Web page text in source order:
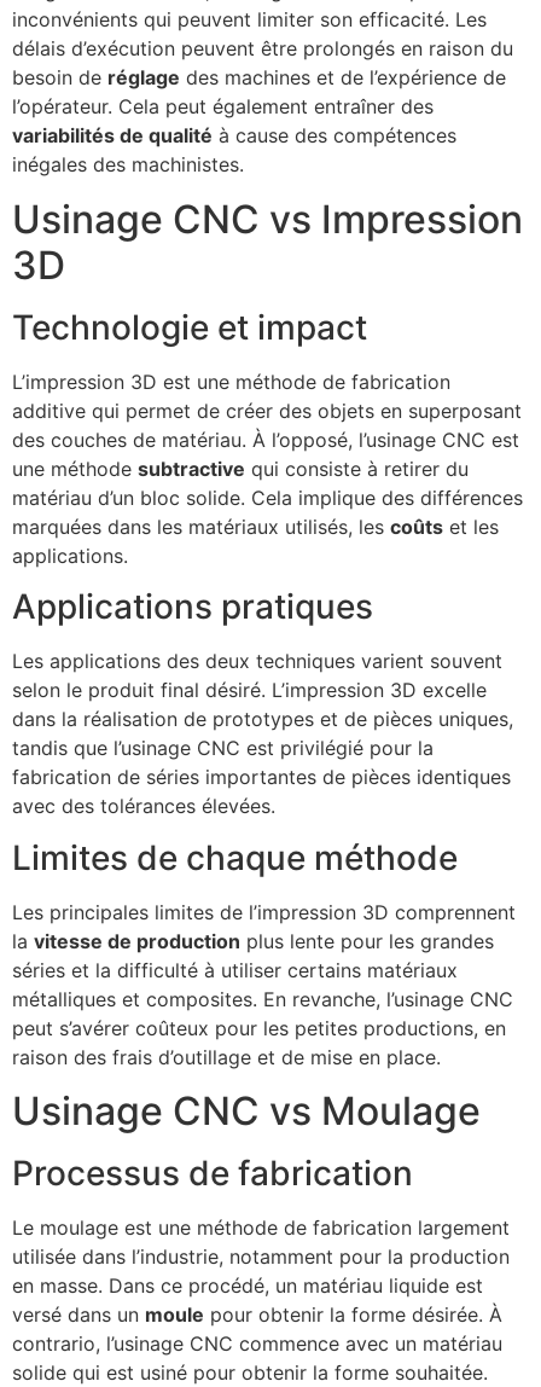
inconvénients qui peuvent limiter son efficacité. Les
délais d’exécution peuvent être prolongés en raison du
besoin de réglage des machines et de l’expérience de
l’opérateur. Cela peut également entraîner des
variabilités de qualité à cause des compétences
inégales des machinistes.
Usinage CNC vs Impression
3D
Technologie et impact
L’impression 3D est une méthode de fabrication
additive qui permet de créer des objets en superposant
des couches de matériau. À l’opposé, l’usinage CNC est
une méthode subtractive qui consiste à retirer du
matériau d’un bloc solide. Cela implique des différences
marquées dans les matériaux utilisés, les coûts et les
applications.
Applications pratiques
Les applications des deux techniques varient souvent
selon le produit final désiré. L’impression 3D excelle
dans la réalisation de prototypes et de pièces uniques,
tandis que l’usinage CNC est privilégié pour la
fabrication de séries importantes de pièces identiques
avec des tolérances élevées.
Limites de chaque méthode
Les principales limites de l’impression 3D comprennent
la vitesse de production plus lente pour les grandes
séries et la difficulté à utiliser certains matériaux
métalliques et composites. En revanche, l’usinage CNC
peut s’avérer coûteux pour les petites productions, en
raison des frais d’outillage et de mise en place.
Usinage CNC vs Moulage
Processus de fabrication
Le moulage est une méthode de fabrication largement
utilisée dans l’industrie, notamment pour la production
en masse. Dans ce procédé, un matériau liquide est
versé dans un moule pour obtenir la forme désirée. À
contrario, l’usinage CNC commence avec un matériau
solide qui est usiné pour obtenir la forme souhaitée.